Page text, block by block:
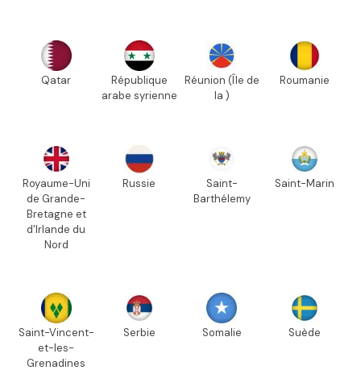
Qatar
République
arabe syrienne
Réunion (Île de
la )
Roumanie
Royaume-Uni
de Grande-
Bretagne et
d'Irlande du
Nord
Russie
Saint-
Barthélemy
Saint-Marin
Saint-Vincent-
et-les-
Grenadines
Serbie Somalie Suède